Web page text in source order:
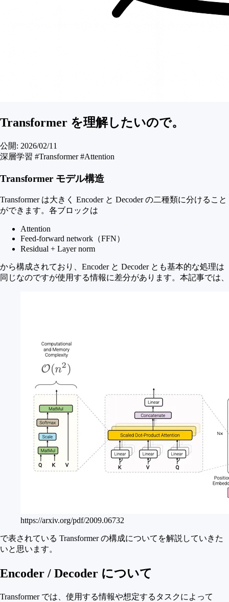
Transformer を理解したいので。
公開: 2026/02/11
深層学習 #Transformer#Attention
Transformer モデル構造
Transformer は大きく Encoder と Decoder の二種類に分けること
ができます。各ブロックは
Attention
Feed-forward network（FFN）
Residual + Layer norm
から構成されており、Encoder と Decoder とも基本的な処理は
同じなのですが使用する情報に差分があります。本記事では、
https://arxiv.org/pdf/2009.06732
で表されている Transformer の構成についてを解説していきた
いと思います。
Encoder / Decoder について
Transformer では、使用する情報や想定するタスクによって